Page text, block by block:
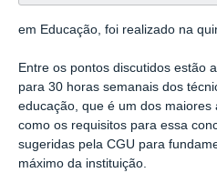
em Educação, foi realizado na
Entre os pontos discutidos estão
para 30 horas semanais dos
educação, que é um dos maiores
como os requisitos para essa
sugeridas pela CGU para
máximo da instituição.